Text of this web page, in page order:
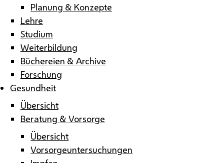
Planung & Konzepte
Lehre
Studium
Weiterbildung
Büchereien & Archive
Forschung
Gesundheit
Übersicht
Beratung & Vorsorge
Übersicht
Vorsorgeuntersuchungen